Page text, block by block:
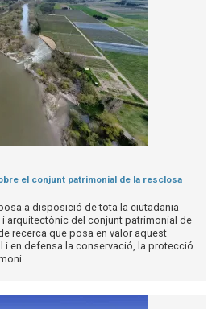
el conjunt patrimonial de la resclosa
a disposició de tota la ciutadania
arquitectònic del conjunt patrimonial de
recerca que posa en valor aquest
i en defensa la conservació, la protecció